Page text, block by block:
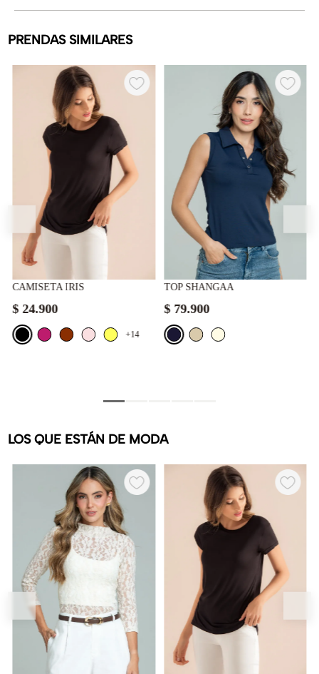
PRENDAS SIMILARES
CAMISETA IRIS
$ 24.900
+14
TOP SHANGAA
$ 79.900
LOS QUE ESTÁN DE MODA